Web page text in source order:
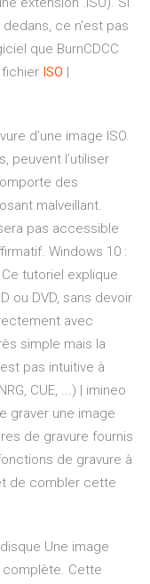
ce n'est pas
que BurnCDCC
fichier ISO
d’une image ISO.
peuvent l’utiliser
des
malveillant.
pas accessible
Windows 10 :
tutoriel explique
ou DVD, sans devoir
avec
simple mais la
pas intuitive à
CUE, ...) | imineo
graver une image
de gravure fournis
de gravure à
de combler cette
Une image
Cette